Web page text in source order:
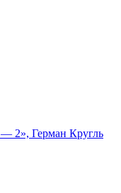
2», Герман Кругль